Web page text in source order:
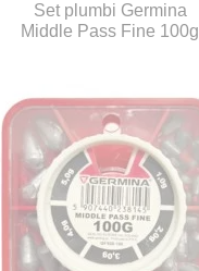
Set plumbi Germina
Middle Pass Fine 100g